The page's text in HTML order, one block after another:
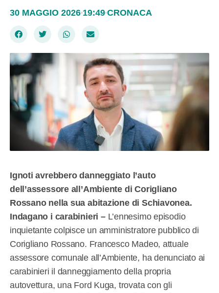
30 MAGGIO 2026 19:49 CRONACA
Ignoti avrebbero danneggiato l’auto
dell’assessore all’Ambiente di Corigliano
Rossano nella sua abitazione di Schiavonea.
Indagano i carabinieri – L’ennesimo episodio
inquietante colpisce un amministratore pubblico di
Corigliano Rossano. Francesco Madeo, attuale
assessore comunale all’Ambiente, ha denunciato ai
carabinieri il danneggiamento della propria
autovettura, una Ford Kuga, trovata con gli